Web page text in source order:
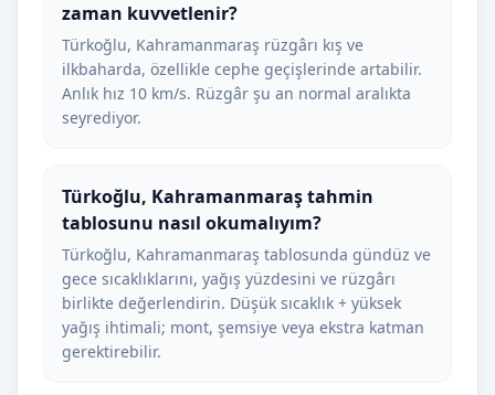
zaman kuvvetlenir?
Türkoğlu, Kahramanmaraş rüzgârı kış ve
ilkbaharda, özellikle cephe geçişlerinde artabilir.
Anlık hız 10 km/s. Rüzgâr şu an normal aralıkta
seyrediyor.
Türkoğlu, Kahramanmaraş tahmin
tablosunu nasıl okumalıyım?
Türkoğlu, Kahramanmaraş tablosunda gündüz ve
gece sıcaklıklarını, yağış yüzdesini ve rüzgârı
birlikte değerlendirin. Düşük sıcaklık + yüksek
yağış ihtimali; mont, şemsiye veya ekstra katman
gerektirebilir.